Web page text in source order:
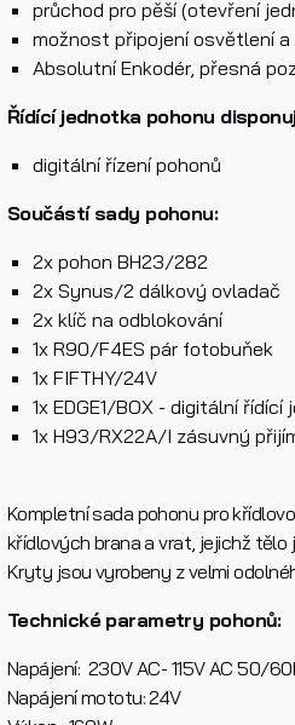
průchod pro pěší (otevření
možnost připojení osvětlení
Absolutní Enkodér, přesná
Řídící jednotka pohonu
digitální řízení pohonů
Součástí sady pohonu:
2x pohon BH23/282
2x Synus/2 dálkový ovladač
2x klíč na odblokování
1x R90/F4ES pár fotobuňek
1x FIFTHY/24V
1x EDGE1/BOX - digitální
1x H93/RX22A/I zásuvný
Kompletní sada pohonu pro
křídlových brana a vrat, jejichž tělo
Kryty jsou vyrobeny z velmi
Technické parametry pohonů:
Napájení: 230V AC- 115V AC 50/
Napájení mototu: 24V
Přečetl/a jsem si a
údajů.
Odeslat